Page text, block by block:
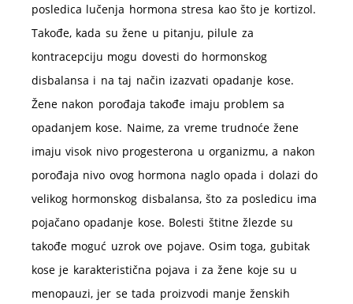
posledica lučenja hormona stresa kao što je kortizol.
Takođe, kada su žene u pitanju, pilule za
kontracepciju mogu dovesti do hormonskog
disbalansa i na taj način izazvati opadanje kose.
Žene nakon porođaja takođe imaju problem sa
opadanjem kose. Naime, za vreme trudnoće žene
imaju visok nivo progesterona u organizmu, a nakon
porođaja nivo ovog hormona naglo opada i dolazi do
velikog hormonskog disbalansa, što za posledicu ima
pojačano opadanje kose. Bolesti štitne žlezde su
takođe moguć uzrok ove pojave. Osim toga, gubitak
kose je karakteristična pojava i za žene koje su u
menopauzi, jer se tada proizvodi manje ženskih